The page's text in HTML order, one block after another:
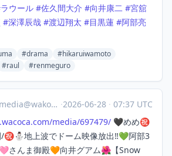
ラウール #佐久間大介 #向井康二 #宮舘
#深澤辰哉 #渡辺翔太 #目黒蓮 #阿部亮
#drama
#hikaruiwamoto
#raul #renmeguro
media@wakoka.com ·2026-06-28 · 07:37 UTC
wacoca.com/media/697479/ 🖤めめ㊗️
㊗️⛄地上波でドーム映像放出‼️💚阿部3
さんま御殿🧡向井グアム🌺【Snow